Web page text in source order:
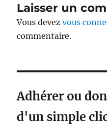
Laisser un
Vous devezvous
commentaire.
Adhérer ou
d'un simple